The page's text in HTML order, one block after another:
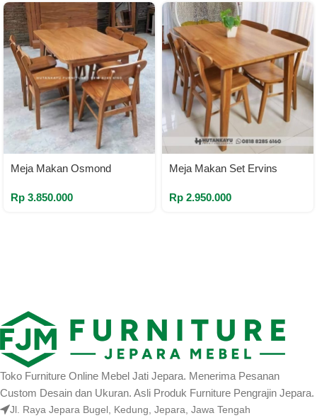
Meja Makan Osmond
Rp 3.850.000
Meja Makan Set Ervins
Rp 2.950.000
Toko Furniture Online Mebel Jati Jepara. Menerima Pesanan
Custom Desain dan Ukuran. Asli Produk Furniture Pengrajin Jepara.
Jl. Raya Jepara Bugel, Kedung, Jepara, Jawa Tengah